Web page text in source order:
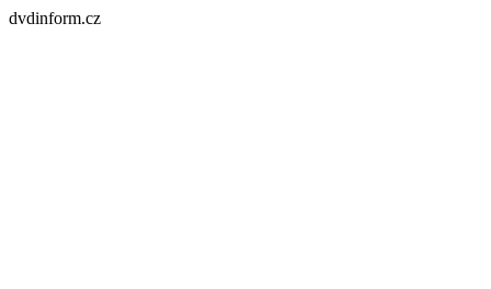
dvdinform.cz